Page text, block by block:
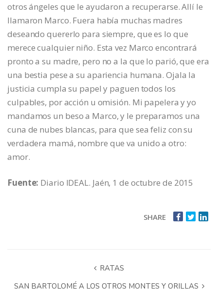
otros ángeles que le ayudaron a recuperarse. Allí le
llamaron Marco. Fuera había muchas madres
deseando quererlo para siempre, que es lo que
merece cualquier niño. Esta vez Marco encontrará
pronto a su madre, pero no a la que lo parió, que era
una bestia pese a su apariencia humana. Ojala la
justicia cumpla su papel y paguen todos los
culpables, por acción u omisión. Mi papelera y yo
mandamos un beso a Marco, y le preparamos una
cuna de nubes blancas, para que sea feliz con su
verdadera mamá, nombre que va unido a otro:
amor.
Fuente: Diario IDEAL. Jaén, 1 de octubre de 2015
SHARE
RATAS
SAN BARTOLOMÉ A LOS OTROS MONTES Y ORILLAS